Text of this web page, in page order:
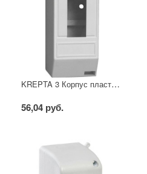
KREPTA 3 Корпус пластиковый КМПн 1/2 IP20 белый IEK
56,04 руб.